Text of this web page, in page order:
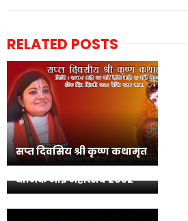
RELATED POSTS
सप्त दिवसिय श्री कृष्ण कथामृत
आउँदो मंसिरमा कोशी पर्यटन
धार्मिक माई महोत्सव २०८२